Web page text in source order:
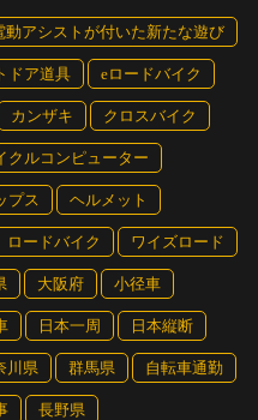
リッシュな印象を与え、スー
相性抜群。
アシストが付いた新たな遊び
ドア道具 eロードバイク
カンザキ クロスバイク
クルコンピューター
プス ヘルメット
ロードバイク ワイズロード
大阪府 小径車
日本一周 日本縦断
川県 群馬県 自転車通勤
長野県